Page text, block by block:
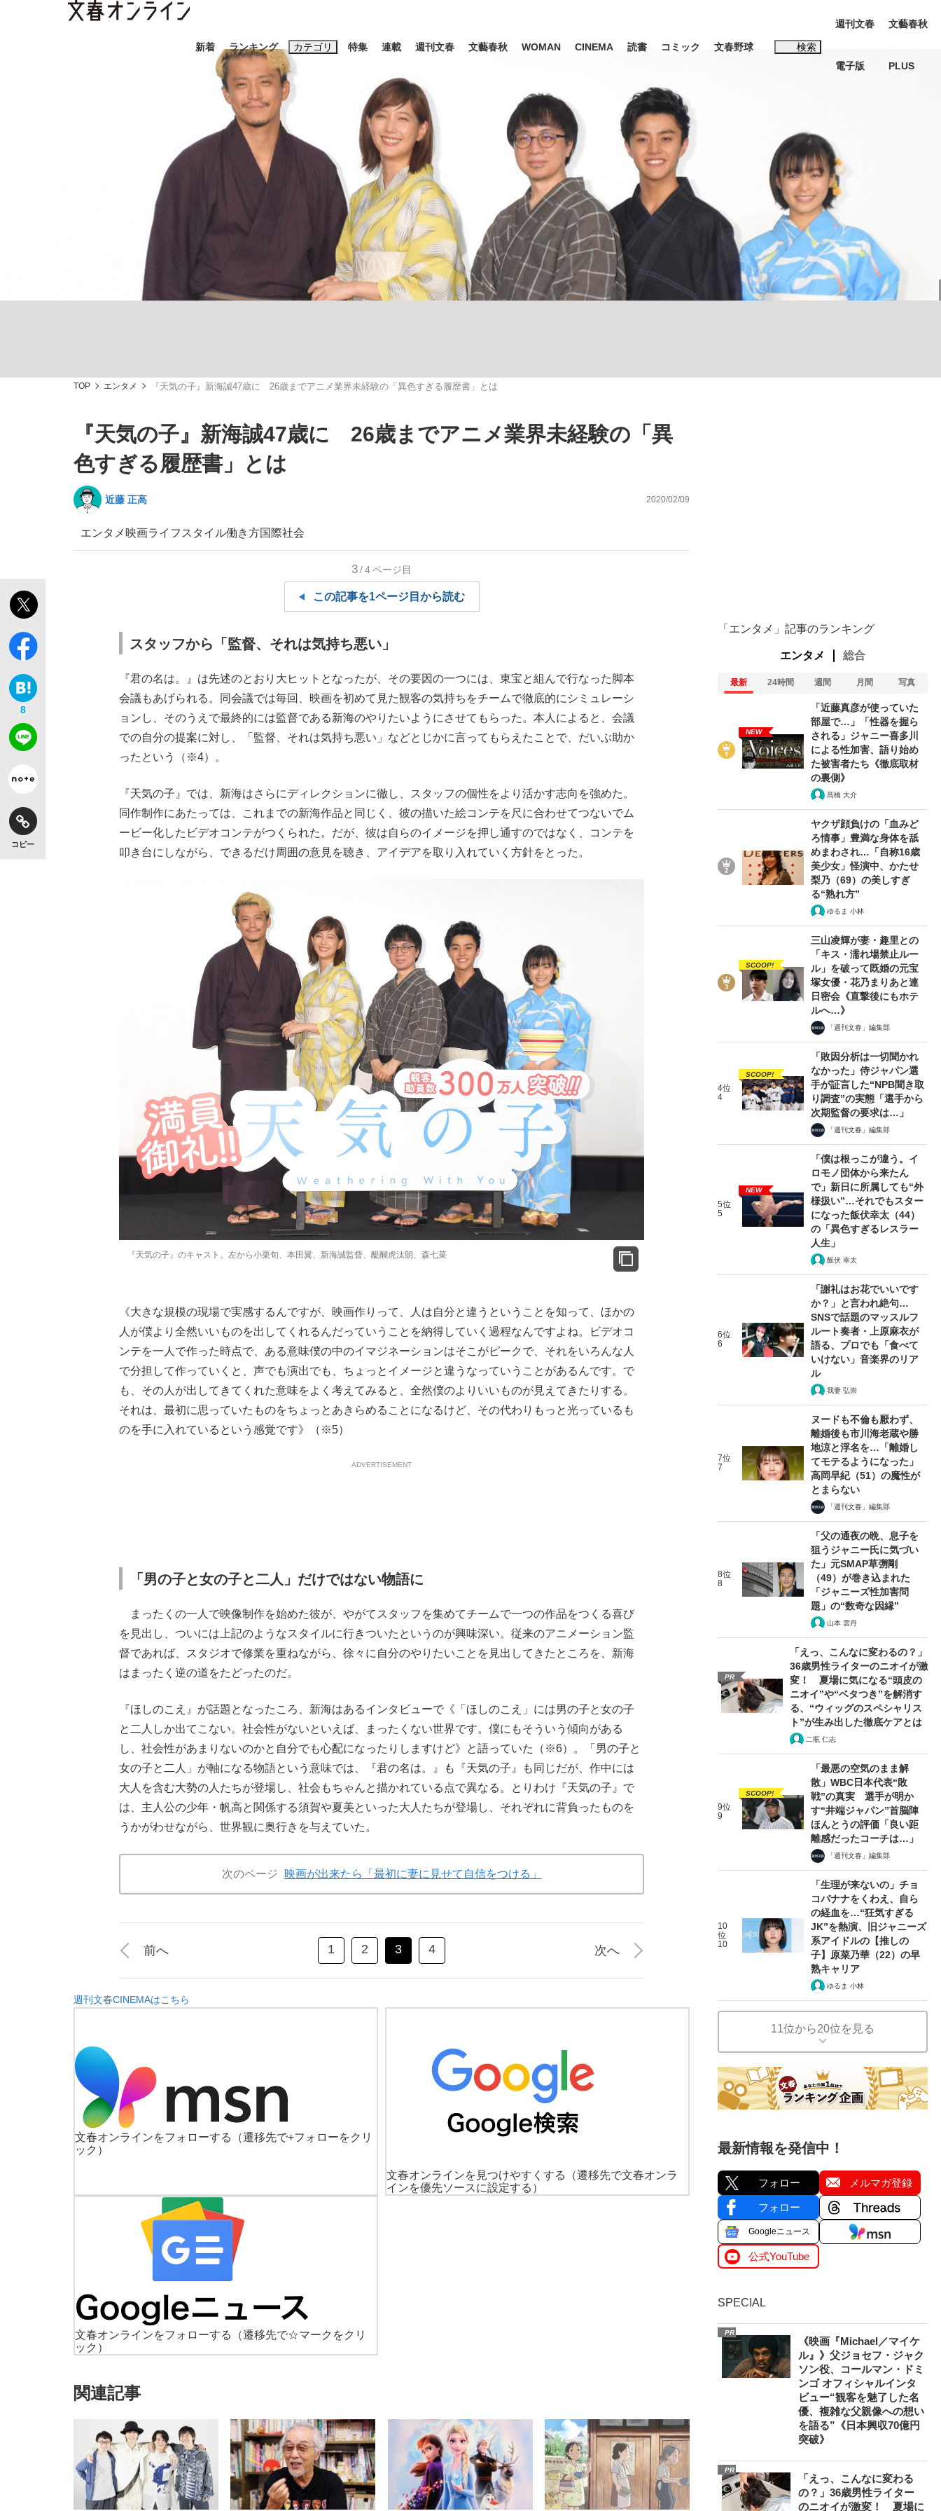
新着 ランキング カテゴリ
スクープ ニュース エンタメ
「90%は失敗する。でも…」本田圭佑が初めて明かした日本代表監督に... 「最悪の空気のまま解散」WBC日本代表“敗戦”の真実 選手が明かす...
「敗因分析は一切聞かれなかった」侍ジャパン選手が証言した“NPB聞... 「クマが悪者扱いされているのが悲しい」『北の国から』倉本聰氏（91...
「目標達成できなかったからと言って…」サッカー日本代表・森保一監督...
特集
終戦から81年
観る将棋、読む将棋
キングの誕生を、目撃せよ。
the Style
連載 週刊文春 文藝春秋 WOMAN CINEMA 読書 コミック 文春野球 検索
おすすめのキーワードタグ一覧
#藤田晋 #三山凌輝 #高市早苗 #後藤真希 #城彰二
#松田聖子
#亀和田武
週刊文春
電子版
文藝春秋
PLUS
TOP エンタメ 『天気の子』新海誠47歳に 26歳までアニメ業界未経験の「異色すぎる履歴書」とは
『天気の子』新海誠47歳に 26歳までアニメ業界未経験の「異
色すぎる履歴書」とは
近藤 正高 2020/02/09
エンタメ 映画ライフスタイル働き方国際社会
8
コピー
3/4ページ目
この記事を1ページ目から読む
スタッフから「監督、それは気持ち悪い」
『君の名は。』は先述のとおり大ヒットとなったが、その要因の一つには、東宝と組んで行なった脚本
会議もあげられる。同会議では毎回、映画を初めて見た観客の気持ちをチームで徹底的にシミュレーシ
ョンし、そのうえで最終的には監督である新海のやりたいようにさせてもらった。本人によると、会議
での自分の提案に対し、「監督、それは気持ち悪い」などとじかに言ってもらえたことで、だいぶ助か
ったという（※4）。
『天気の子』では、新海はさらにディレクションに徹し、スタッフの個性をより活かす志向を強めた。
同作制作にあたっては、これまでの新海作品と同じく、彼の描いた絵コンテを尺に合わせてつないでム
ービー化したビデオコンテがつくられた。だが、彼は自らのイメージを押し通すのではなく、コンテを
叩き台にしながら、できるだけ周囲の意見を聴き、アイデアを取り入れていく方針をとった。
『天気の子』のキャスト。左から小栗旬、本田翼、新海誠監督、醍醐虎汰朗、森七菜
《大きな規模の現場で実感するんですが、映画作りって、人は自分と違うということを知って、ほかの
人が僕より全然いいものを出してくれるんだっていうことを納得していく過程なんですよね。ビデオコ
ンテを一人で作った時点で、ある意味僕の中のイマジネーションはそこがピークで、それをいろんな人
で分担して作っていくと、声でも演出でも、ちょっとイメージと違うなっていうことがあるんです。で
も、その人が出してきてくれた意味をよく考えてみると、全然僕のよりいいものが見えてきたりする。
それは、最初に思っていたものをちょっとあきらめることになるけど、その代わりもっと光っているも
のを手に入れているという感覚です》（※5）
ADVERTISEMENT
「男の子と女の子と二人」だけではない物語に
まったくの一人で映像制作を始めた彼が、やがてスタッフを集めてチームで一つの作品をつくる喜び
を見出し
、ついには上記のようなスタイルに行きついたというのが興味深い。従来のアニメーション監
督であれば、スタジオで修業を重ねながら、徐々に自分のやりたいことを見出してきたところを、新海
はまったく逆の道をたどったのだ。
『ほしのこえ』が話題となったころ、新海はあるインタビューで《「ほしのこえ」には男の子と女の子
と二人しか出てこない。社会性がないといえば、まったくない世界です。僕にもそういう傾向がある
し、社会性があまりないのかと自分でも心配になったりしますけど》と語っていた（※6）。「男の子と
女の子と二人」が軸になる物語という意味では、『君の名は。』も『天気の子』も同じだが、作中には
大人を含む大勢の人たちが登場し、社会もちゃんと描かれている点で異なる。とりわけ『天気の子』で
は、主人公の少年・帆高と関係する須賀や夏美といった大人たちが登場し、それぞれに背負ったものを
うかがわせながら、世界観に奥行きを与えていた。
次のページ 映画が出来たら「最初に妻に見せて自信をつける」
前へ 1 2 3 4 次へ
週刊文春CINEMAはこちら
文春オンラインをフォローする
（遷移先で+フォローをクリ
ック）
文春オンラインを見つけやすくする
（遷移先で文春オンラ
インを優先ソースに設定する）
文春オンラインをフォローする
（遷移先で☆マークをクリ
ック）
関連記事
「エンタメ」記事のランキング
エンタメ 総合
最新 24時間 週間 月間 写真
NEW
「近藤真彦が使っていた
部屋で…」「性器を握ら
される」ジャニー喜多川
による性加害、語り始め
た被害者たち《徹底取材
の裏側》
髙橋 大介
ヤクザ顔負けの「血みど
ろ情事」豊満な身体を舐
めまわされ…「自称16歳
美少女」怪演中、かたせ
梨乃（69）の美しすぎ
る“熟れ方”
ゆるま 小林
SCOOP!
三山凌輝が妻・趣里との
「キス・濡れ場禁止ルー
ル」を破って既婚の元宝
塚女優・花乃まりあと連
日密会《直撃後にもホテ
ルへ…》
「週刊文春」編集部
4位
4
SCOOP!
「敗因分析は一切聞かれ
なかった」侍ジャパン選
手が証言した“NPB聞き取
り調査”の実態「選手から
次期監督の要求は…」
「週刊文春」編集部
5位
5
NEW
「僕は根っこが違う。イ
ロモノ団体から来たん
で」新日に所属しても“外
様扱い”…それでもスター
になった飯伏幸太（44）
の「異色すぎるレスラー
人生」
飯伏 幸太
6位
6
「謝礼はお花でいいです
か？」と言われ絶句…
SNSで話題のマッスルフ
ルート奏者・上原麻衣が
語る、プロでも「食べて
いけない」音楽界のリア
ル
我妻 弘崇
7位
7
ヌードも不倫も厭わず、
離婚後も市川海老蔵や勝
地涼と浮名を…「離婚し
てモテるようになった」
高岡早紀（51）の魔性が
とまらない
「週刊文春」編集部
8位
8
「父の通夜の晩、息子を
狙うジャニー氏に気づい
た」元SMAP草彅剛
（49）が巻き込まれた
「ジャニーズ性加害問
題」の“数奇な因縁”
山本 雲丹
PR
「えっ、こんなに変わるの？」
36歳男性ライターのニオイが激
変！ 夏場に気になる“頭皮の
ニオイ”や“ベタつき”を解消す
る、“ウィッグのスペシャリス
ト”が生み出した徹底ケアとは
二瓶 仁志
9位
9
SCOOP!
「最悪の空気のまま解
散」WBC日本代表“敗
戦”の真実 選手が明か
す“井端ジャパン”首脳陣
ほんとうの評価「良い距
離感だったコーチは…」
「週刊文春」編集部
10
位
10
「生理が来ないの」チョ
コバナナをくわえ、自ら
の経血を…“狂気すぎる
JK”を熱演、旧ジャニーズ
系アイドルの【推しの
子】原菜乃華（22）の早
熟キャリア
ゆるま 小林
11位から20位を見る
最新情報を発信中！
フォロー メルマガ登録
フォロー
Googleニュース
公式YouTube
SPECIAL
PR
《映画『Michael／マイケ
ル』》父ジョセフ・ジャク
ソン役、コールマン・ドミ
ンゴ オフィシャルインタ
ビュー“観客を魅了した名
優、複雑な父親像への想い
を語る”《日本興収70億円
突破》
PR
「えっ、こんなに変わる
の？」36歳男性ライター
のニオイが激変！ 夏場に